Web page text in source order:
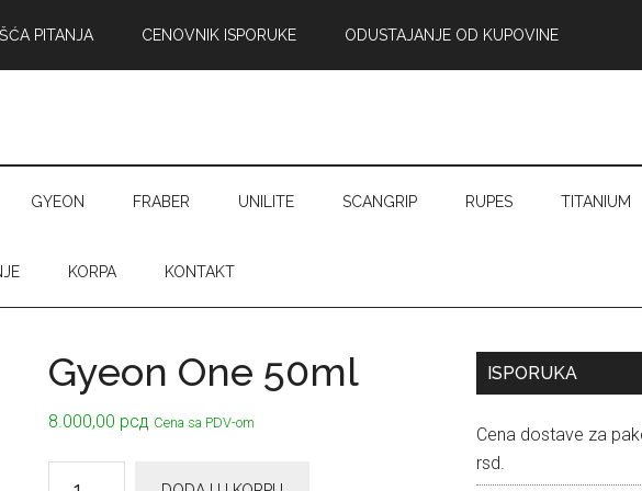
PITANJA CENOVNIK ISPORUKE ODUSTAJANJE OD KUPOVINE
GYEON FRABER UNILITE SCANGRIP RUPES TITANIUM
KORPA KONTAKT
Gyeon One 50ml
8.000,00 рсд Cena sa PDV-om
Primary
ISPORUKA
Cena dostave za
rsd.